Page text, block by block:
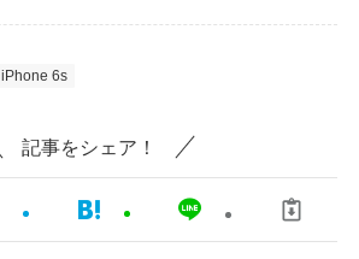
iPhone 6s
記事をシェア！